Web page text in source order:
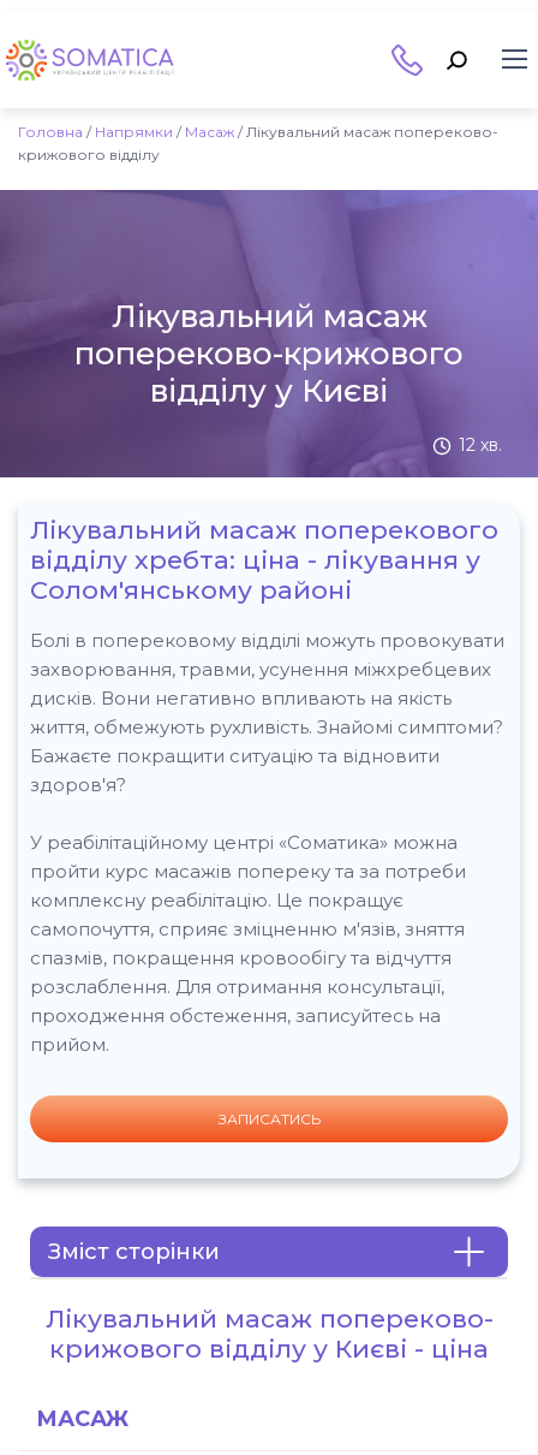
Головна / Напрямки / Масаж /Лікувальний масаж попереково-
крижового відділу
Лікувальний масаж
попереково-крижового
відділу у Києві
12 хв.
Лікувальний масаж поперекового
відділу хребта: ціна - лікування у
Солом'янському районі
Болі в поперековому відділі можуть провокувати
захворювання, травми, усунення міжхребцевих
дисків. Вони негативно впливають на якість
життя, обмежують рухливість. Знайомі симптоми?
Бажаєте покращити ситуацію та відновити
здоров'я?
У реабілітаційному центрі «Соматика» можна
пройти курс масажів попереку та за потреби
комплексну реабілітацію. Це покращує
самопочуття, сприяє зміцненню м'язів, зняття
спазмів, покращення кровообігу та відчуття
розслаблення. Для отримання консультації,
проходження обстеження, записуйтесь на
прийом.
ЗАПИСАТИСЬ
Зміст сторінки
Лікувальний масаж попереково-
крижового відділу у Києві - ціна
ділянки
Лікувальний масаж попереково-
крижового відділу у Києві - ціна
МАСАЖ